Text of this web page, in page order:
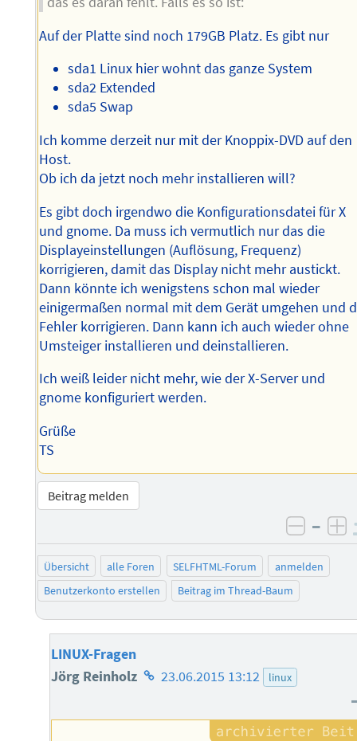
Auf der Platte sind noch 179GB Platz. Es gibt nur
sda1 Linux hier wohnt das ganze System
sda2 Extended
sda5 Swap
Ich komme derzeit nur mit der Knoppix-DVD auf den
Host.
Ob ich da jetzt noch mehr installieren will?
Es gibt doch irgendwo die Konfigurationsdatei für X
und gnome. Da muss ich vermutlich nur das die
Displayeinstellungen (Auflösung, Frequenz)
korrigieren, damit das Display nicht mehr austickt.
Dann könnte ich wenigstens schon mal wieder
einigermaßen normal mit dem Gerät umgehen und
Fehler korrigieren. Dann kann ich auch wieder ohne
Umsteiger installieren und deinstallieren.
Ich weiß leider nicht mehr, wie der X-Server und
gnome konfiguriert werden.
Grüße
TS
Beitrag melden
–
Übersicht alle Foren SELFHTML-Forum
anmelden
Benutzerkonto erstellen
Beitrag im Thread-Baum
LINUX-Fragen
Jörg Reinholz Homepage
Autors
23.06.2015 13:12 linux